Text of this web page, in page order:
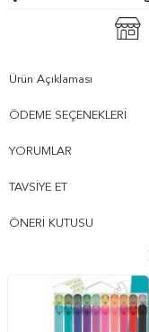
Ürün Açıklaması
ÖDEME SEÇENEKLERI
YORUMLAR
TAVSIYE ET
ÖNERI KUTUSU